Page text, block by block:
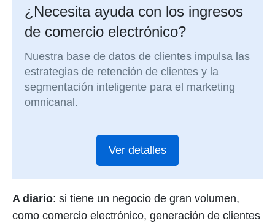
¿Necesita ayuda con los ingresos
de comercio electrónico?
Nuestra base de datos de clientes impulsa las
estrategias de retención de clientes y la
segmentación inteligente para el marketing
omnicanal.
Ver detalles
A diario: si tiene un negocio de gran volumen,
como comercio electrónico, generación de clientes